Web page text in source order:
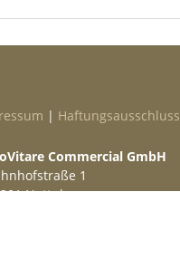
| Haftungsausschluss
Commercial GmbH
1
Nottuln